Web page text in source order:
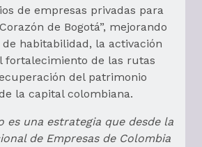
de empresas privadas para
de Bogotá”, mejorando
habitabilidad, la activación
fortalecimiento de las rutas
del patrimonio
la capital colombiana.
es una estrategia que desde la
de Empresas de Colombia